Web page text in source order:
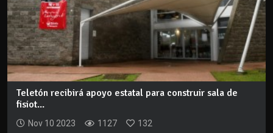
Teletón recibirá apoyo estatal para construir sala de
fisiot...
Nov 10 2023 1127 132